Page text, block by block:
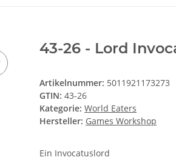
43-26 - Lord
Artikelnummer: 5011921173273
GTIN: 43-26
Kategorie: World Eaters
Hersteller: Games Workshop
Ein Invocatuslord